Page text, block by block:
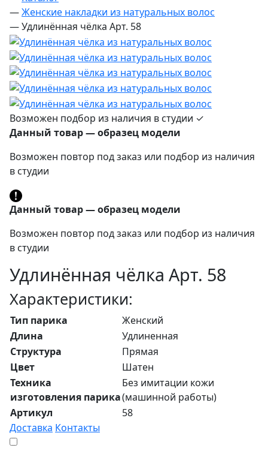
—Женские накладки из натуральных волос
—Удлинённая чёлка Арт. 58
Возможен подбор из наличия в студии ✓
Данный товар — образец модели
Возможен повтор под заказ или подбор из наличия
в студии
Данный товар — образец модели
Возможен повтор под заказ или подбор из наличия
в студии
Удлинённая чёлка Арт. 58
Характеристики:
Тип парика
Женский
Длина
Удлиненная
Структура
Прямая
Цвет
Шатен
Техника
изготовления парика
Без имитации кожи
(машинной работы)
Артикул
58
Доставка Контакты